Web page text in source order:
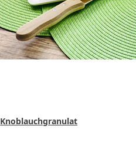
Knoblauchgranulat